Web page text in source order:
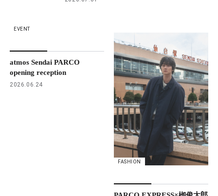
EVENT
atmos Sendai PARCO
opening reception
2026.06.24
FASHION